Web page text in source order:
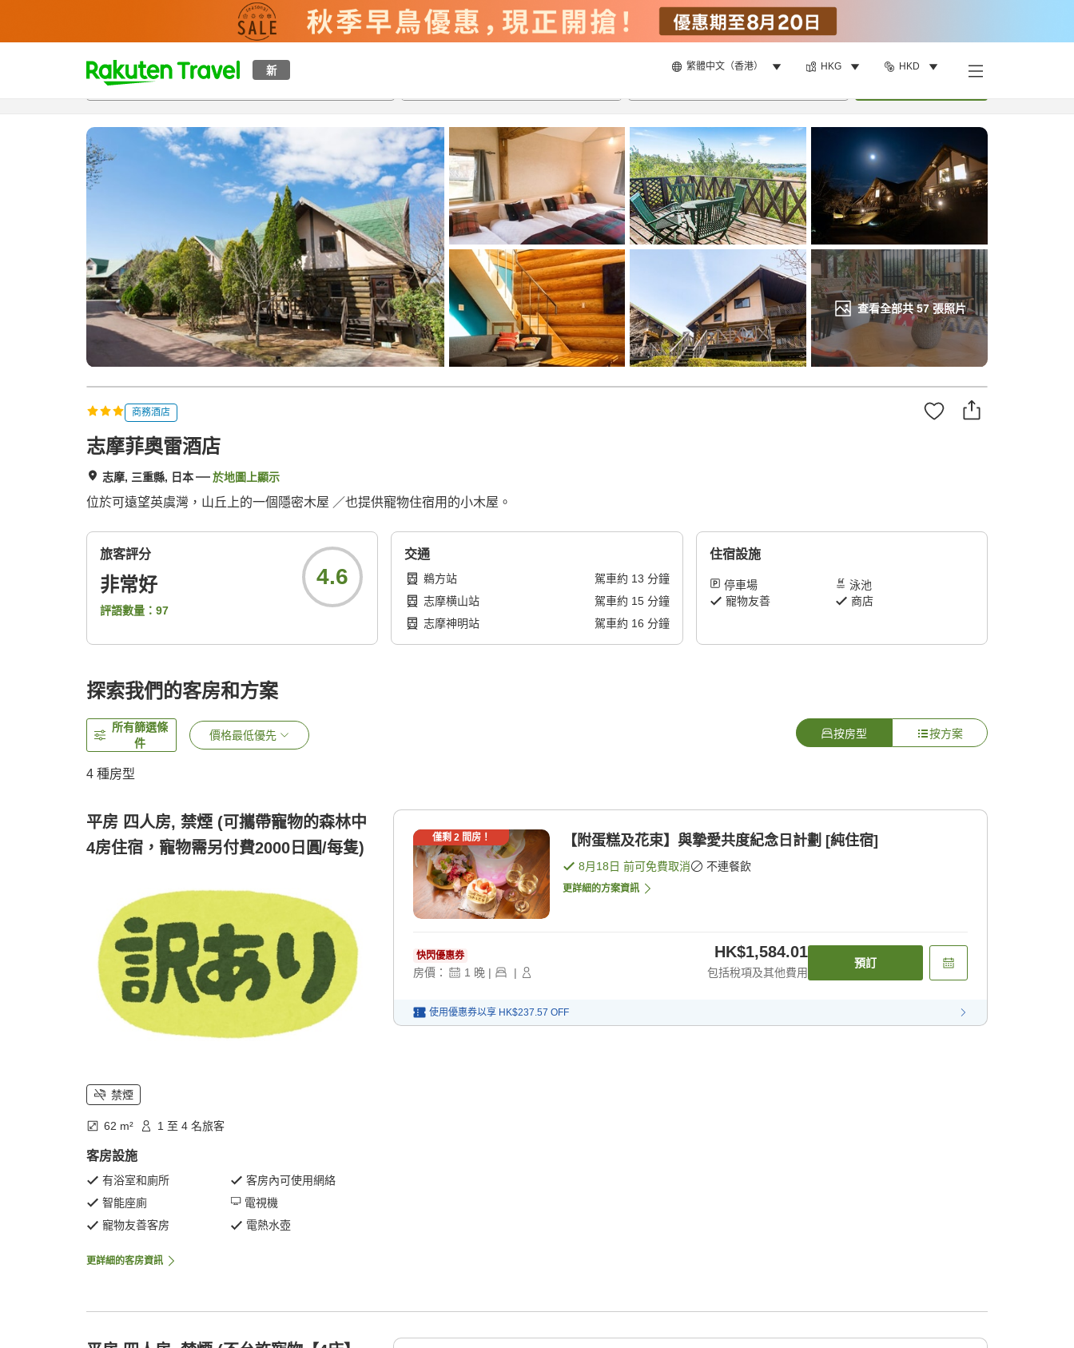
新 繁體中文（香港） HKG HKD
t
p
a
g
e
_
c
h
查看全部共57張照片
概覽房間及住宿方案 評價設施
商務酒店
志摩菲奧雷酒店
志摩, 三重縣, 日本 於地圖上顯示
位於可遠望英虞灣，山丘上的一個隱密木屋 ／也提供寵物住宿用的小木屋。
旅客評分
非常好
評語數量： 97
4.6
交通
鵜方站 駕車約 13 分鐘
志摩横山站
駕車約 15分鐘
志摩神明站
駕車約 16 分鐘
住宿設施
停車場
泳池
寵物友善
商店
探索我們的客房和方案
所有篩選條
件
價格最低優先 按房型 按方案
4 種房型
平房 四人房, 禁煙 (可攜帶寵物的森林中
4房住宿，寵物需另付費2000日圓/每隻)
禁煙
62 m² 1 至 4 名旅客
客房設施
有浴室和廁所
客房內可使用網絡
智能座廁
電視機
寵物友善客房
電熱水壺
更詳細的客房資訊
僅剩 2間房！ 【附蛋糕及花束】與摯愛共度紀念日計劃 [純住宿]
8月18日 前可免費取消 不連餐飲
更詳細的方案資訊
快閃優惠券
房價： 1 晚 | |
HK$1,584.01
包括稅項及其他費用
預訂
使用優惠券以享 HK$237.57 OFF